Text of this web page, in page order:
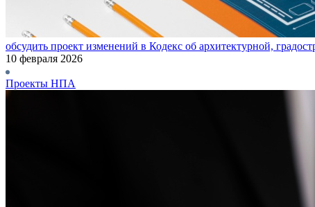
обсудить проект изменений в Кодекс об архитектурной,
10 февраля 2026
Проекты НПА